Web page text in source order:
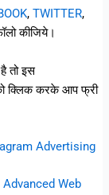
, TWITTER,
कीजिये।
तो इस
क्लिक करके आप फ्री
Advertising
Web